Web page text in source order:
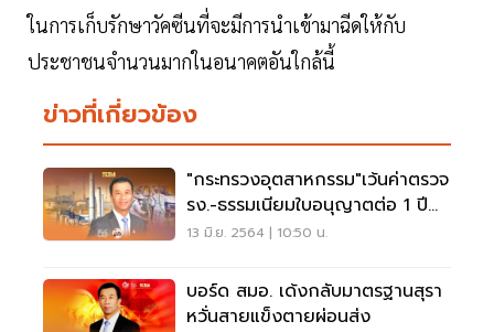
ในการเก็บรักษาวัคซีนที่จะมีการนำเข้ามาฉีดให้กับ
ประชาชนจำนวนมากในอนาคตอันใกล้นี้
ข่าวที่เกี่ยวข้อง
"กระทรวงอุตสาหกรรม"เว้นค่าตรวจ
รง.-ธรรมเนียมใบอนุญาตต่อ 1 ปี
ช่วยผู้ประกอบการฝ่าโควิด
13 มิ.ย. 2564 | 10:50 น.
บอร์ด สมอ. เด้งกลับมาตรฐานสุรา
หวั่นสายแข็งตายผ่อนส่ง